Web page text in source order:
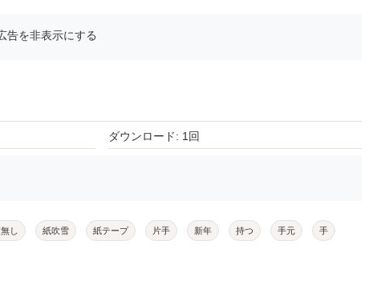
告を非表示にする
ダウンロード: 1回
し 紙吹雪 紙テープ 片手 新年 持つ 手元 手